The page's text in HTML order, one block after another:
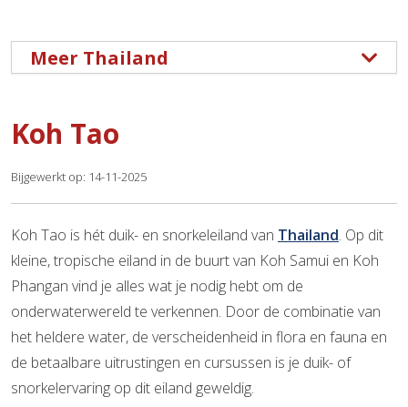
Meer Thailand
Koh Tao
Bijgewerkt op: 14-11-2025
Koh Tao is hét duik- en snorkeleiland van Thailand. Op dit
kleine, tropische eiland in de buurt van Koh Samui en Koh
Phangan vind je alles wat je nodig hebt om de
onderwaterwereld te verkennen. Door de combinatie van
het heldere water, de verscheidenheid in flora en fauna en
de betaalbare uitrustingen en cursussen is je duik- of
snorkelervaring op dit eiland geweldig.